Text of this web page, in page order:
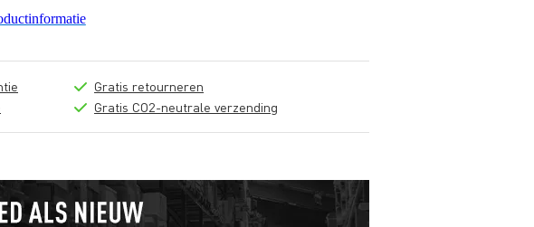
Gratis retourneren
Gratis CO2-neutrale verzending